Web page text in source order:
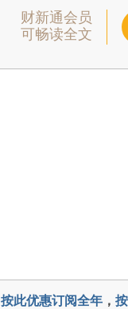
财新通会员
可畅读全文
按此优惠订阅全年 ，